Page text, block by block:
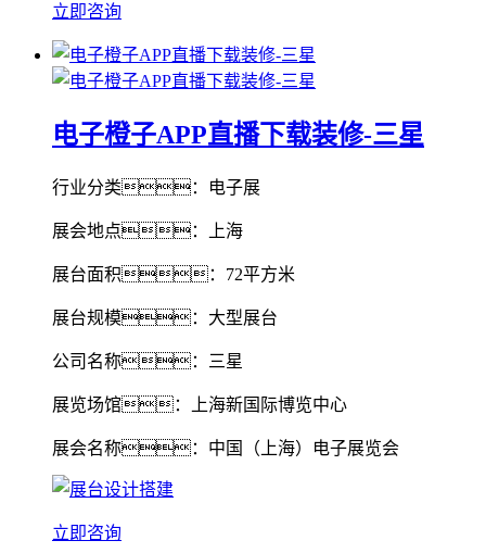
立即咨询
电子橙子APP直播下载装修-三星
行业分类：电子展
展会地点：上海
展台面积：72平方米
展台规模：大型展台
公司名称：三星
展览场馆：上海新国际博览中心
展会名称：中国（上海）电子展览会
立即咨询